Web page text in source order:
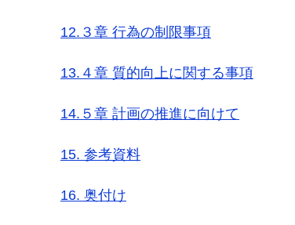
12.３章 行為の制限事項
13.４章 質的向上に関する事項
14.５章 計画の推進に向けて
15. 参考資料
16. 奥付け